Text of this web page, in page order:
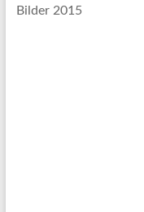
Bilder 2015